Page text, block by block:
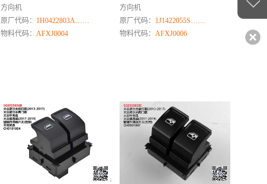
方向机
原厂代码： 1H0422803A……
物料代码：AFXJ0004
方向机
原厂代码： 1J1422055S……
物料代码：AFXJ0006